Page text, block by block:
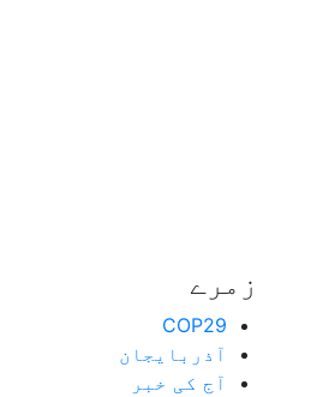
زمرے
COP29
آذربایجان
آج کی خبر